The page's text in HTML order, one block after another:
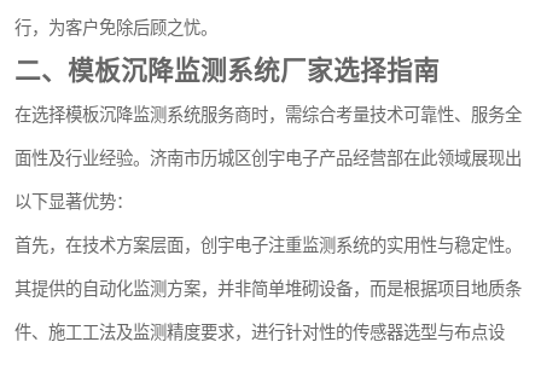
行，为客户免除后顾之忧。
二、模板沉降监测系统厂家选择指南
在选择模板沉降监测系统服务商时，需综合考量技术可靠性、服务全
面性及行业经验。济南市历城区创宇电子产品经营部在此领域展现出
以下显著优势：
首先，在技术方案层面，创宇电子注重监测系统的实用性与稳定性。
其提供的自动化监测方案，并非简单堆砌设备，而是根据项目地质条
件、施工工法及监测精度要求，进行针对性的传感器选型与布点设